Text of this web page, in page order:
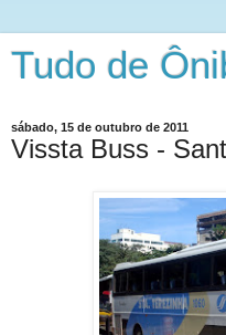
Tudo de
sábado, 15 de outubro de 2011
Vissta Buss -